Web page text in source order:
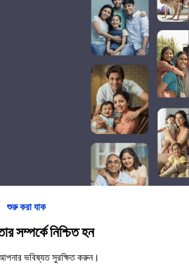
শুরু করা যাক
সম্পর্কে নিশ্চিত হন
ভবিষ্যত সুরক্ষিত করুন।